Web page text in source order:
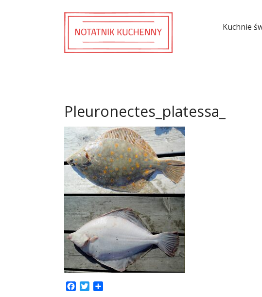
Kuchnie
Pleuronectes_platessa_
Facebook
Twitter